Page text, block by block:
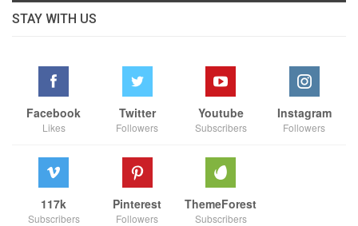
STAY WITH US
Facebook
Likes
Twitter
Followers
Youtube
Subscribers
Instagram
Followers
117k
Subscribers
Pinterest
Followers
ThemeForest
Subscribers